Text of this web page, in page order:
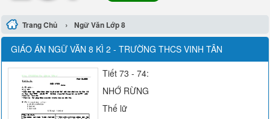
Trang Chủ › Ngữ Văn Lớp 8
GIÁO ÁN NGỮ VĂN 8 KÌ 2 - TRƯỜNG THCS VINH TÂN
Tiết 73 - 74:
NHỚ RỪNG
Thế lữ